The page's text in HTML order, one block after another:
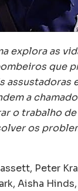
explora as
que
assustadoras
a
o trabalho de
os
Peter
Aisha